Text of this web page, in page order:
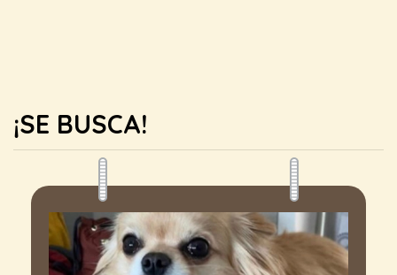
¡SE BUSCA!